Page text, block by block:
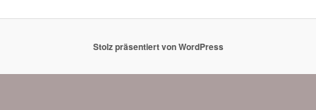
Stolz präsentiert von WordPress